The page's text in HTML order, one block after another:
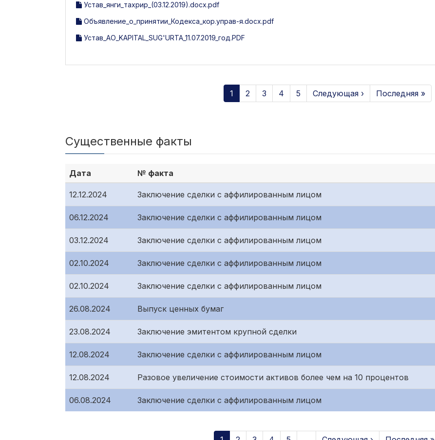
Устав_янги_тахрир_(03.12.2019).docx.pdf
Объявление_о_принятии_Кодекса_кор.управ-я.docx.pdf
Устав_АО_KAPITAL_SUG'URTA_11.07.2019_год.PDF
1 2 3 4 5 Следующая › Последняя »
Существенные факты
Дата № факта
12.12.2024 Заключение сделки с аффилированным лицом
06.12.2024 Заключение сделки с аффилированным лицом
03.12.2024 Заключение сделки с аффилированным лицом
02.10.2024 Заключение сделки с аффилированным лицом
02.10.2024 Заключение сделки с аффилированным лицом
26.08.2024 Выпуск ценных бумаг
23.08.2024 Заключение эмитентом крупной сделки
12.08.2024 Заключение сделки с аффилированным лицом
12.08.2024 Разовое увеличение стоимости активов более чем на 10 процентов
06.08.2024 Заключение сделки с аффилированным лицом